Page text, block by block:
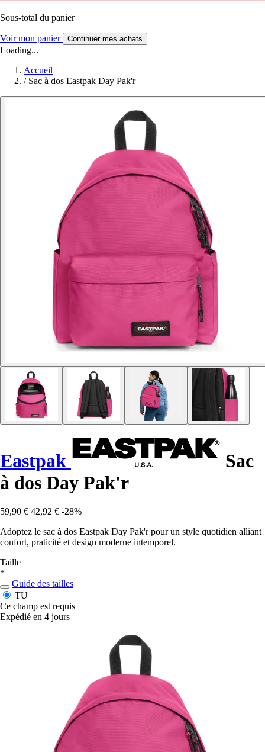
Sous-total du panier
Voir mon panier Continuer mes achats
Loading...
Accueil
/ Sac à dos Eastpak Day Pak'r
Eastpak
Sac
à dos Day Pak'r
59,90 € 42,92 € -28%
Adoptez le sac à dos Eastpak Day Pak'r pour un style quotidien alliant
confort, praticité et design moderne intemporel.
Taille
*
Guide des tailles
TU
Ce champ est requis
Expédié en 4 jours